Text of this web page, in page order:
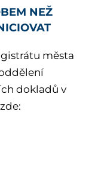
NEŽ
města
dokladů v